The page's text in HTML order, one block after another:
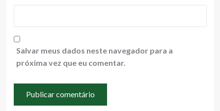
Salvar meus dados neste navegador para a
próxima vez que eu comentar.